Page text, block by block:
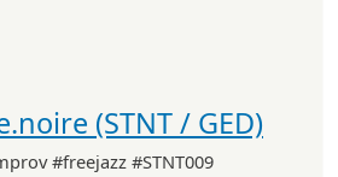
(STNT / GED)
#freejazz #STNT009